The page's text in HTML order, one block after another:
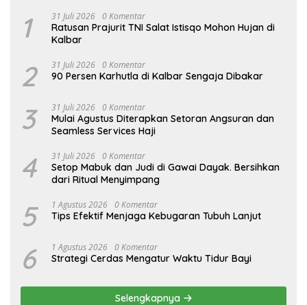
1 31 Juli 2026 0 Komentar
Ratusan Prajurit TNI Salat Istisqo Mohon Hujan di
Kalbar
2 31 Juli 2026 0 Komentar
90 Persen Karhutla di Kalbar Sengaja Dibakar
3 31 Juli 2026 0 Komentar
Mulai Agustus Diterapkan Setoran Angsuran dan
Seamless Services Haji
4 31 Juli 2026 0 Komentar
Setop Mabuk dan Judi di Gawai Dayak. Bersihkan
dari Ritual Menyimpang
5 1 Agustus 2026 0 Komentar
Tips Efektif Menjaga Kebugaran Tubuh Lanjut
6 1 Agustus 2026 0 Komentar
Strategi Cerdas Mengatur Waktu Tidur Bayi
Selengkapnya